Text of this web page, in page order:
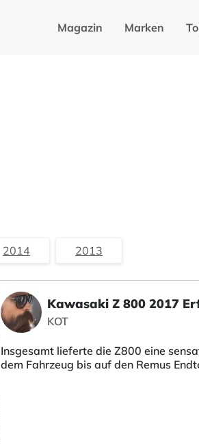
Magazin Marken
2014 2013
Kawasaki Z 800 2017
KOT
Insgesamt lieferte die Z800 eine
dem Fahrzeug bis auf den Remus